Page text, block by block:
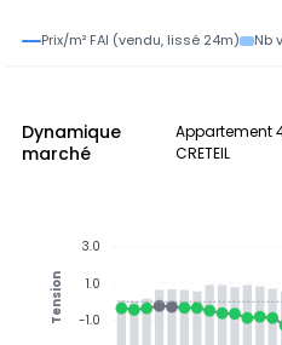
Prix/m² FAI (vendu, lissé 24m) Nb
Dynamique
marché
Appartement
CRETEIL
3.0
1.0
-1.0
Tension